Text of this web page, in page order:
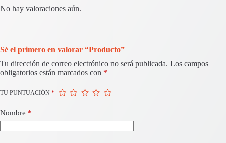
No hay valoraciones aún.
Sé el primero en valorar “Producto”
Tu dirección de correo electrónico no será publicada. Los campos
obligatorios están marcados con *
TU PUNTUACIÓN *
Nombre *